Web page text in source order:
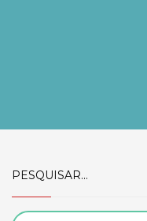
PESQUISAR…